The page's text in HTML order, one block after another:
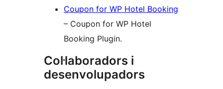
Coupon for WP Hotel Booking
– Coupon for WP Hotel
Booking Plugin.
Col·laboradors i
desenvolupadors